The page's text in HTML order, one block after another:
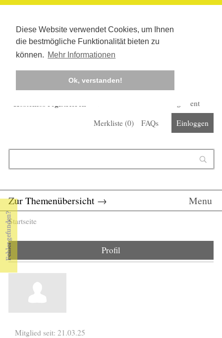
Diese Website verwendet Cookies, um Ihnen
die bestmögliche Funktionalität bieten zu
können. Mehr Informationen
Ok, verstanden!
Kostenlos registrieren
Corona-Management
Merkliste (0) FAQs Einloggen
Zur Themenübersicht → Menu
Sie sind hier
Startseite
Profil
Mitglied seit: 21.03.25